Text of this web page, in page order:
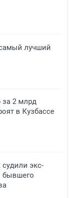
лучший
за 2 млрд
в Кузбассе
экс-
бывшего